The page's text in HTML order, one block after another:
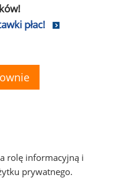
płac!
rolę informacyjną i
prywatnego.